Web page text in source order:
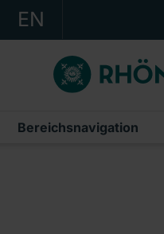
EN
KONZERN
KLINIKEN
KARRIERE
Bereichsnavigation
IR-News